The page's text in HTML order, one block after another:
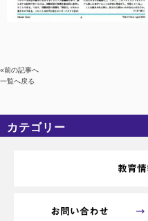
«前の記事へ
一覧へ戻る
カテゴリー
教育
お問い合わせ